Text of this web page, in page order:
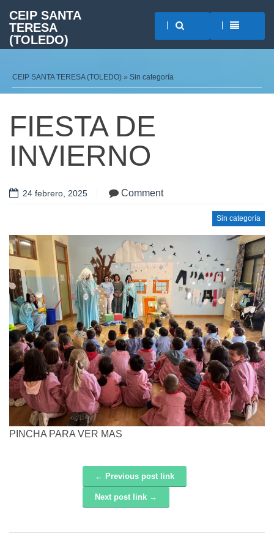
CEIP SANTA
TERESA
(TOLEDO)
CEIP SANTA TERESA (TOLEDO) » Sin categoría
FIESTA DE
INVIERNO
24 febrero, 2025 Comment
Sin categoría
PINCHA PARA VER MAS
Post navigation← Previous post link
Next post link →